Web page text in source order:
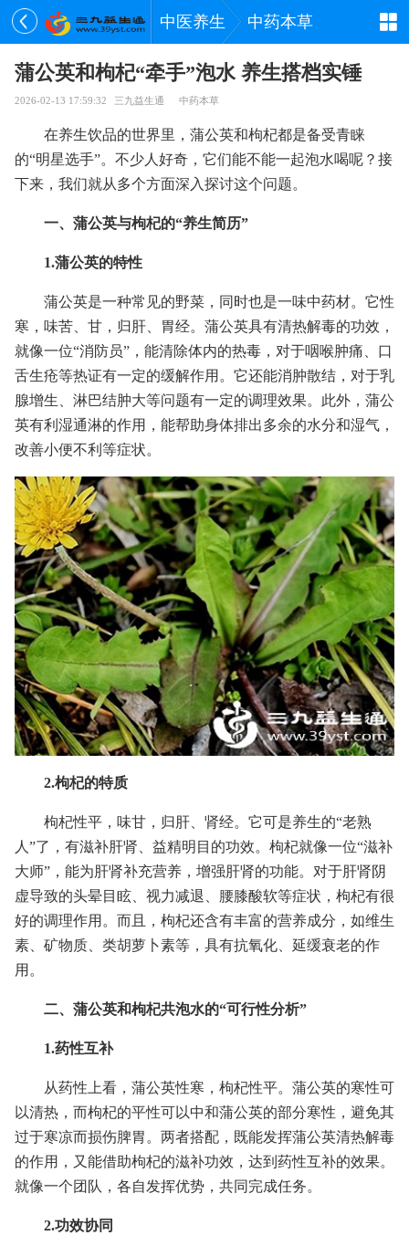
中医养生 中药本草
蒲公英和枸杞“牵手”泡水 养生搭档实锤
2026-02-13 17:59:32 三九益生通 中药本草
在养生饮品的世界里，蒲公英和枸杞都是备受青睐
的“明星选手”。不少人好奇，它们能不能一起泡水喝呢？接
下来，我们就从多个方面深入探讨这个问题。
一、蒲公英与枸杞的“养生简历”
1.蒲公英的特性
蒲公英是一种常见的野菜，同时也是一味中药材。它性
寒，味苦、甘，归肝、胃经。蒲公英具有清热解毒的功效，
就像一位“消防员”，能清除体内的热毒，对于咽喉肿痛、口
舌生疮等热证有一定的缓解作用。它还能消肿散结，对于乳
腺增生、淋巴结肿大等问题有一定的调理效果。此外，蒲公
英有利湿通淋的作用，能帮助身体排出多余的水分和湿气，
改善小便不利等症状。
2.枸杞的特质
枸杞性平，味甘，归肝、肾经。它可是养生的“老熟
人”了，有滋补肝肾、益精明目的功效。枸杞就像一位“滋补
大师”，能为肝肾补充营养，增强肝肾的功能。对于肝肾阴
虚导致的头晕目眩、视力减退、腰膝酸软等症状，枸杞有很
好的调理作用。而且，枸杞还含有丰富的营养成分，如维生
素、矿物质、类胡萝卜素等，具有抗氧化、延缓衰老的作
用。
二、蒲公英和枸杞共泡水的“可行性分析”
1.药性互补
从药性上看，蒲公英性寒，枸杞性平。蒲公英的寒性可
以清热，而枸杞的平性可以中和蒲公英的部分寒性，避免其
过于寒凉而损伤脾胃。两者搭配，既能发挥蒲公英清热解毒
的作用，又能借助枸杞的滋补功效，达到药性互补的效果。
就像一个团队，各自发挥优势，共同完成任务。
2.功效协同